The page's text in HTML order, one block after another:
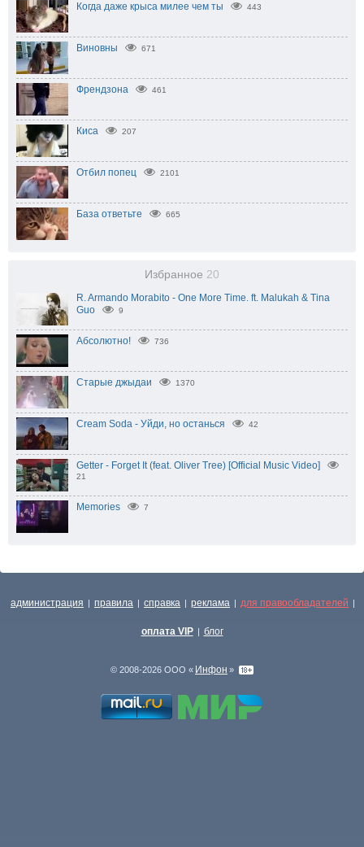
Когда даже крыса милее чем ты 443
Виновны 671
Френдзона 461
Киса 207
Отбил попец 2101
База ответьте 665
Избранное 20
R. Armando Morabito - One More Time. ft. Malukah & Tina
Guo
9
Абсолютно! 736
Старые джыдаи 1370
Cream Soda - Уйди, но останься 42
Getter - Forget It (feat. Oliver Tree) [Official Music Video]
21
Memories 7
администрация | правила | справка | реклама | для правообладателей |
оплата VIP | блог
© 2008-2026 ООО « Инфон »